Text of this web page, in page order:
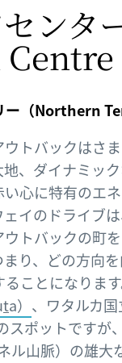
ンタ
Centre
ー（Northern
トバックはさ
、ダイナミッ
心に特有のエ
イのドライブは
ウトバックの町
り、どの方向
ことになります
ta） 、ワタルカ
ポットですが
ル山脈）の雄大